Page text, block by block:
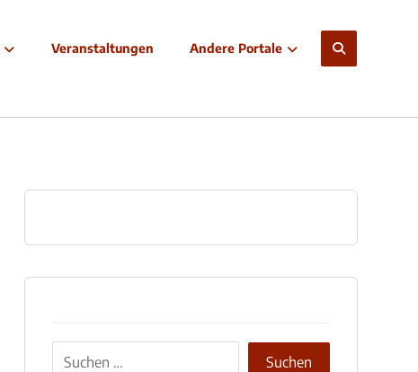
Veranstaltungen Andere Portale